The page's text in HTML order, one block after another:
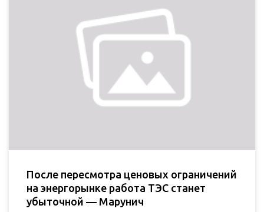
После пересмотра ценовых ограничений
на энергорынке работа ТЭС станет
убыточной — Марунич